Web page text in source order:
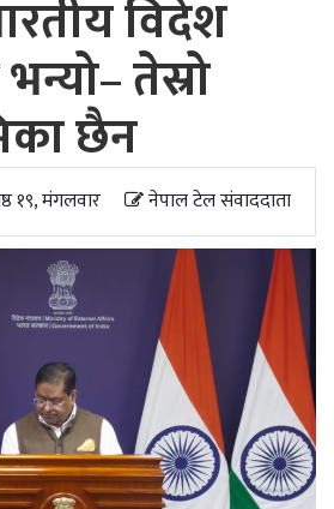
विदेश
तेस्रो
छैन
१९, मंगलवार नेपाल टेल संवाददाता